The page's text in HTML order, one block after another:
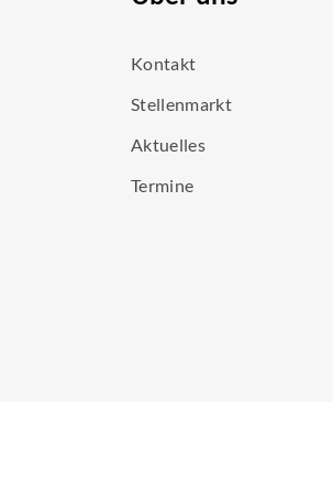
Kontakt
Stellenmarkt
Aktuelles
Termine